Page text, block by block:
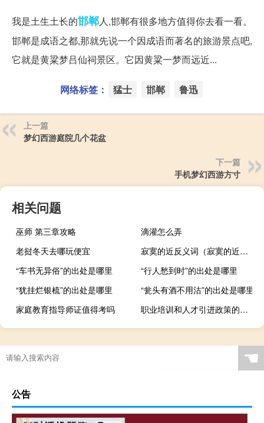
我是土生土长的邯郸人,邯郸有很多地方值得你去看一看。
邯郸是成语之都,那就先说一个因成语而著名的旅游景点吧,
它就是黄粱梦吕仙祠景区。它因黄粱一梦而远近...
网络标签： 猛士 邯郸 鲁迅
上一篇
梦幻西游庭院几个花盆
下一篇
手机梦幻西游方寸
相关问题
巫师 第三章攻略
滴灌怎么弄
老挝冬天去哪玩便宜
寂寞的近反义词（寂寞的近反义词）
“车书无异俗”的出处是哪里
“行人愁到时”的出处是哪里
“犹挂烂银梳”的出处是哪里
“瓮头有酒不用沽”的出处是哪里
家庭教育指导师证值得考吗
职业培训和人才引进政策的关系
☚
公告